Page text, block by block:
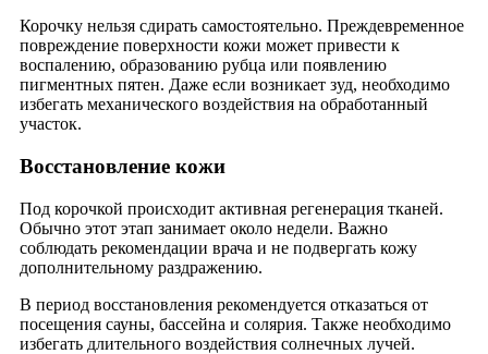
Корочку нельзя сдирать самостоятельно. Преждевременное
повреждение поверхности кожи может привести к
воспалению, образованию рубца или появлению
пигментных пятен. Даже если возникает зуд, необходимо
избегать механического воздействия на обработанный
участок.
Восстановление кожи
Под корочкой происходит активная регенерация тканей.
Обычно этот этап занимает около недели. Важно
соблюдать рекомендации врача и не подвергать кожу
дополнительному раздражению.
В период восстановления рекомендуется отказаться от
посещения сауны, бассейна и солярия. Также необходимо
избегать длительного воздействия солнечных лучей.